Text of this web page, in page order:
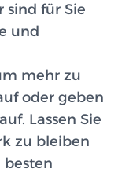
sind für Sie
und
mehr zu
oder geben
Lassen Sie
zu bleiben